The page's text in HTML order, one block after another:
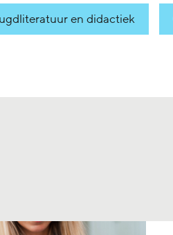
en didactiek